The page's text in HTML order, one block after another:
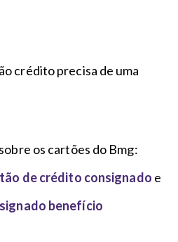
crédito precisa de uma
os cartões do Bmg:
de crédito consignado e
benefício